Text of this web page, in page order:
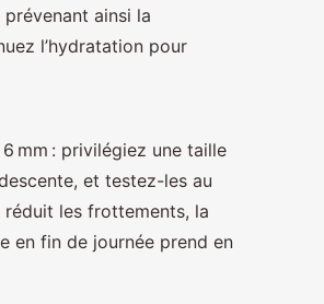
ainsi la
l’hydratation pour
mm : privilégiez une taille
et testez-les au
réduit les frottements, la
en fin de journée prend en